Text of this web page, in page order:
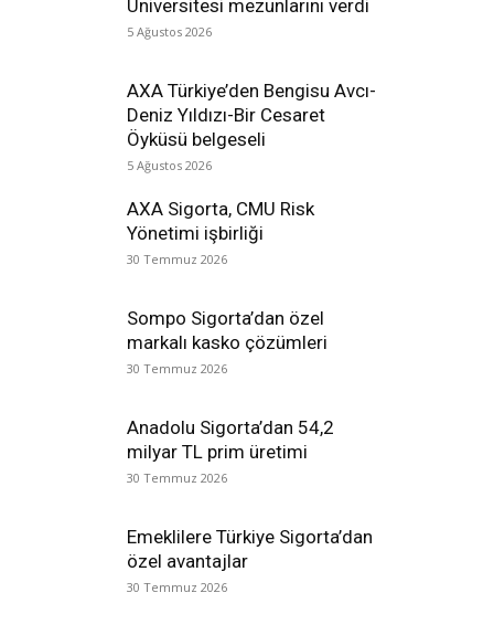
Üniversitesi mezunlarını verdi
5 Ağustos 2026
AXA Türkiye’den Bengisu Avcı-
Deniz Yıldızı-Bir Cesaret
Öyküsü belgeseli
5 Ağustos 2026
AXA Sigorta, CMU Risk
Yönetimi işbirliği
30 Temmuz 2026
Sompo Sigorta’dan özel
markalı kasko çözümleri
30 Temmuz 2026
Anadolu Sigorta’dan 54,2
milyar TL prim üretimi
30 Temmuz 2026
Emeklilere Türkiye Sigorta’dan
özel avantajlar
30 Temmuz 2026